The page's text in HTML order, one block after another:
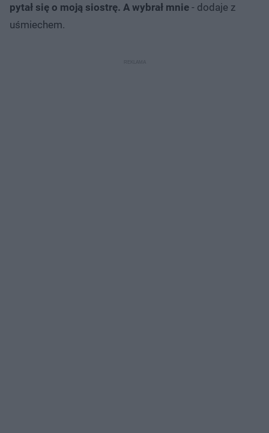
pytał się o moją siostrę. A wybrał mnie - dodaje z
uśmiechem.